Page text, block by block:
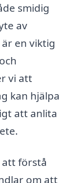
smidig
av
en viktig
vi att
kan hjälpa
att anlita
förstå
om att